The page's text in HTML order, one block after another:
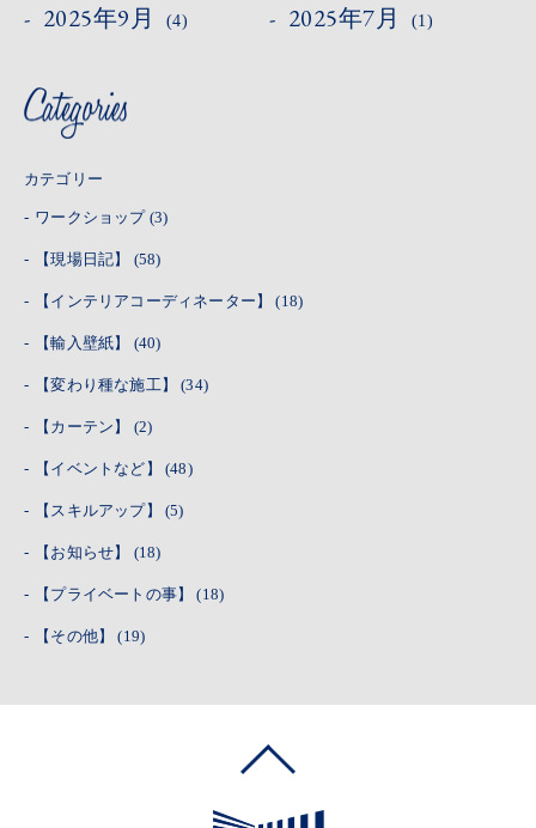
2025年9月 (4) 2025年7月 (1)
カテゴリー
ワークショップ (3)
【現場日記】 (58)
【インテリアコーディネーター】(18)
【輸入壁紙】 (40)
【変わり種な施工】(34)
【カーテン】 (2)
【イベントなど】(48)
【スキルアップ】(5)
【お知らせ】 (18)
【プライベートの事】(18)
【その他】(19)